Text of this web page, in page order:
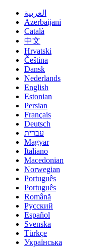
العربية
Azerbaijani
Català
中文
Hrvatski
Čeština
Dansk
Nederlands
English
Estonian
Persian
Français
Deutsch
עברית
Magyar
Italiano
Macedonian
Norwegian
Português
Português
Română
Русский
Español
Svenska
Türkçe
Українська